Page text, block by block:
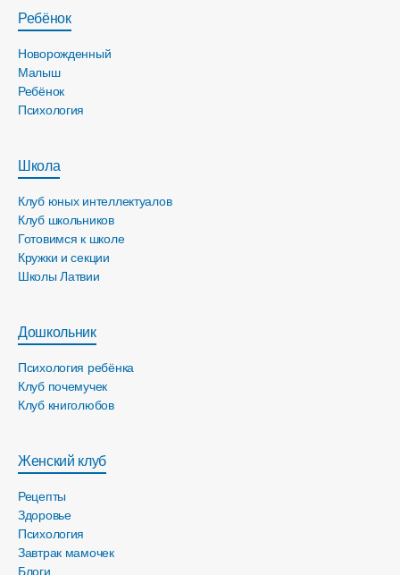
Ребёнок
Новорожденный
Малыш
Ребёнок
Психология
Школа
Клуб юных интеллектуалов
Клуб школьников
Готовимся к школе
Кружки и секции
Школы Латвии
Дошкольник
Психология ребёнка
Клуб почемучек
Клуб книголюбов
Женский клуб
Рецепты
Здоровье
Психология
Завтрак мамочек
Блоги